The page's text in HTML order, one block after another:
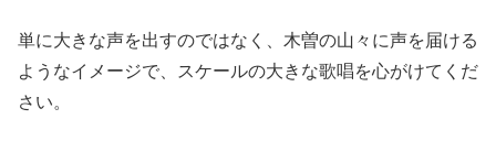
単に大きな声を出すのではなく、木曽の山々に声を届ける
ようなイメージで、スケールの大きな歌唱を心がけてくだ
さい。